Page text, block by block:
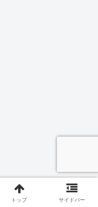
トップ サイドバー